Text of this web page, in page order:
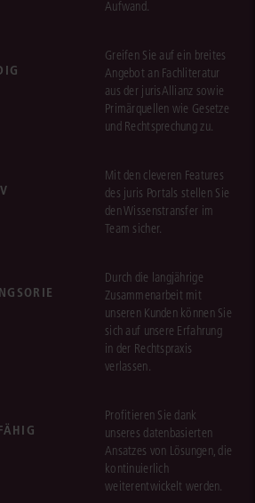
Aufwand.
Greifen Sie auf ein breites
Angebot an Fachliteratur
aus der jurisAllianz sowie
Primärquellen wie Gesetze
und Rechtsprechung zu.
Mit den cleveren Features
des juris Portals stellen Sie
den Wissenstransfer im
Team sicher.
Durch die langjährige
Zusammenarbeit mit
unseren Kunden können Sie
sich auf unsere Erfahrung
in der Rechtspraxis
verlassen.
Profitieren Sie dank
unseres datenbasierten
Ansatzes von Lösungen, die
kontinuierlich
weiterentwickelt werden.